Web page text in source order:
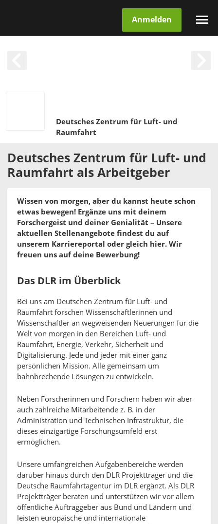
Anmelden
Deutsches Zentrum für Luft- und
Raumfahrt
Deutsches Zentrum für Luft- und
Raumfahrt als Arbeitgeber
Wissen von morgen, aber du kannst heute schon
etwas bewegen! Ergänze uns mit deinem
Forschergeist und deiner Genialität – Unsere
aktuellen Stellenangebote findest du auf
unserem Karriereportal oder gleich hier. Wir
freuen uns auf deine Bewerbung!
Das DLR im Überblick
Bei uns am Deutschen Zentrum für Luft- und
Raumfahrt forschen Wissenschaftlerinnen und
Wissenschaftler an wegweisenden Neuerungen für die
Welt von morgen in den Bereichen Luft- und
Raumfahrt, Energie, Verkehr, Sicherheit und
Digitalisierung. Jede und jeder mit einer ganz
persönlichen Mission. Alle gemeinsam um
bahnbrechende Lösungen zu entwickeln.
Neben Forscherinnen und Forschern haben wir aber
auch zahlreiche Mitarbeitende z. B. in der
Administration und Technischen Infrastruktur, die
dieses einzigartige Forschungsumfeld erst
ermöglichen.
Unsere umfangreichen Aufgabenbereiche werden
darüber hinaus durch den DLR Projektträger und die
Deutsche Raumfahrtagentur im DLR ergänzt. Als DLR
Projektträger beraten und unterstützen wir vor allem
öffentliche Auftraggeber aus Bund und Ländern und
leisten europäische und internationale